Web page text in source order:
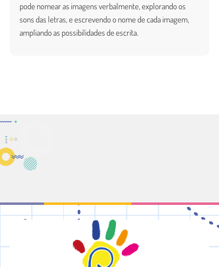
pode nomear as imagens verbalmente, explorando os
sons das letras, e escrevendo o nome de cada imagem,
ampliando as possibilidades de escrita.